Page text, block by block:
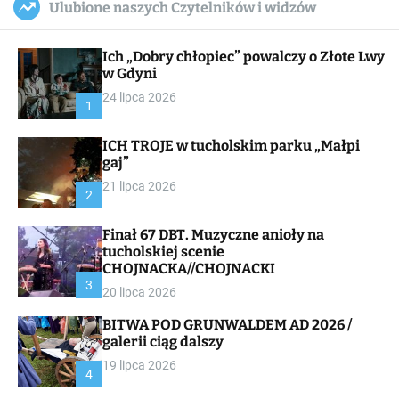
c
a
a
s
W
i
e
l
c
Ulubione naszych Czytelników i widzów
1
Ich „Dobry chłopiec” powalczy o Złote Lwy
w Gdyni
24 lipca 2026
2
ICH TROJE w tucholskim parku „Małpi
gaj”
21 lipca 2026
3
Finał 67 DBT. Muzyczne anioły na
tucholskiej scenie
CHOJNACKA//CHOJNACKI
20 lipca 2026
4
BITWA POD GRUNWALDEM AD 2026 /
galerii ciąg dalszy
19 lipca 2026